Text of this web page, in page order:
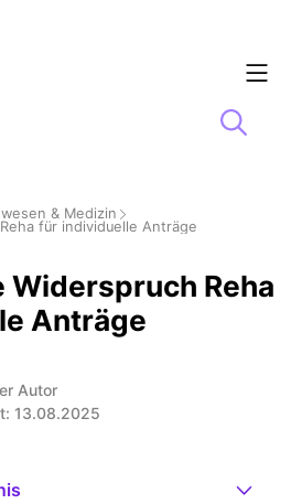
& Medizin
für individuelle Anträge
Widerspruch Reha
Anträge
Autor
13.08.2025